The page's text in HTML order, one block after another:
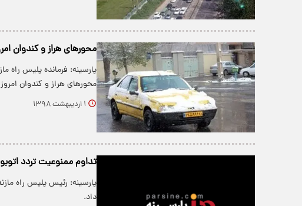
محور‌های هراز و کندوان
پارسینه: فرمانده پلیس راه
محور‌های هراز و کندوان
۱ اردیبهشت ۱۳۹۸
تداوم ممنوعیت تردد
پارسینه: رئیس پلیس راه
داد.